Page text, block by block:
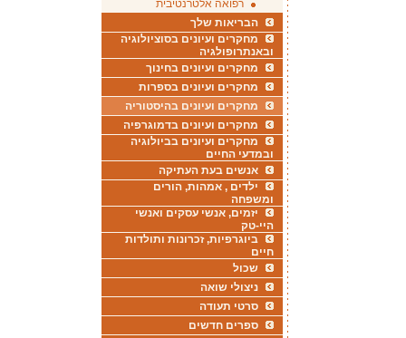
רפואה אלטרנטיבית
הבריאות שלך
מחקרים ועיונים בסוציולוגיה
ובאנתרופולגיה
מחקרים ועיונים בחינוך
מחקרים ועיונים בספרות
מחקרים ועיונים בהיסטוריה
מחקרים ועיונים בדמוגרפיה
מחקרים ועיונים בביולוגיה
ובמדעי החיים
אנשים בעת העתיקה
ילדים , אמהות, הורים
ומשפחה
יזמים, אנשי עסקים ואנשי
היי-טק
ביוגרפיות, זכרונות ותולדות
חיים
שכול
ניצולי שואה
סרטי תעודה
ספרים חדשים